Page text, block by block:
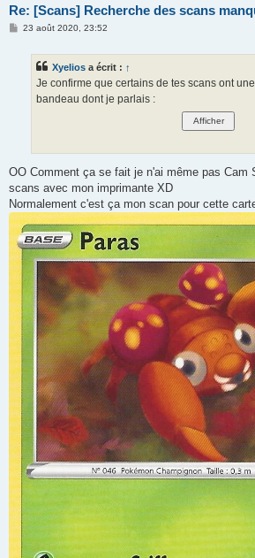
Re: [Scans] Recherche des scans
M23 août 2020, 23:52
Xyelios a écrit : ↑
Je confirme que certains de tes scans ont
bandeau dont je parlais :
OO Comment ça se fait je n'ai même pas Cam
scans avec mon imprimante XD
Normalement c'est ça mon scan pour cette